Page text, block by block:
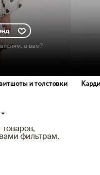
, а вам?
и толстовки
фильтрам.